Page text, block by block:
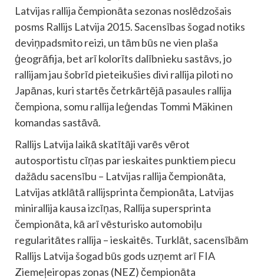
Latvijas rallija čempionāta sezonas noslēdzošais
posms Rallijs Latvija 2015. Sacensības šogad notiks
deviņpadsmito reizi, un tām būs ne vien plaša
ģeogrāfija, bet arī kolorīts dalībnieku sastāvs, jo
rallijam jau šobrīd pieteikušies divi rallija piloti no
Japānas, kuri startēs četrkārtējā pasaules rallija
čempiona, somu rallija leģendas Tommi Mäkinen
komandas sastāvā.
Rallijs Latvija laikā skatītāji varēs vērot
autosportistu cīņas par ieskaites punktiem piecu
dažādu sacensību – Latvijas rallija čempionāta,
Latvijas atklātā rallijsprinta čempionāta, Latvijas
minirallija kausa izcīņas, Rallija supersprinta
čempionāta, kā arī vēsturisko automobiļu
regularitātes rallija – ieskaitēs. Turklāt, sacensībām
Rallijs Latvija šogad būs gods uzņemt arī FIA
Ziemeļeiropas zonas (NEZ) čempionāta